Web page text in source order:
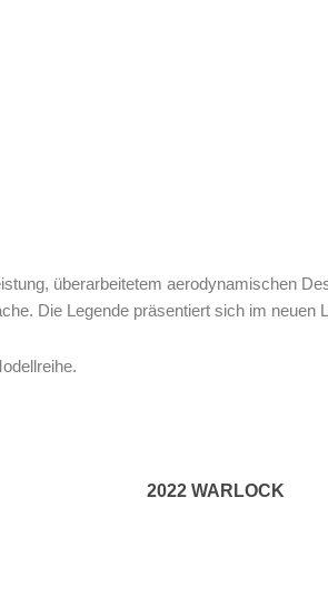
überarbeitetem aerodynamischen
Die Legende präsentiert sich im
2022 WARLOCK